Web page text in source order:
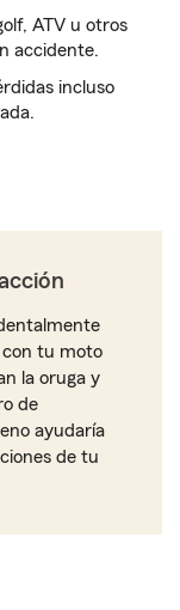
ATV u otros
accidente.
incluso
con tu moto
la oruga y
de
ayudaría
de tu